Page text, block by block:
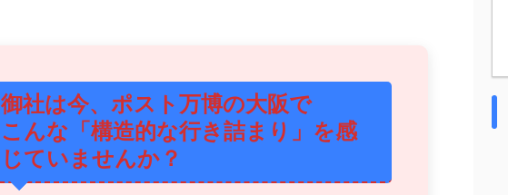
御社は今、ポスト万博の大阪で
こんな「構造的な行き詰まり」を感
じていませんか？